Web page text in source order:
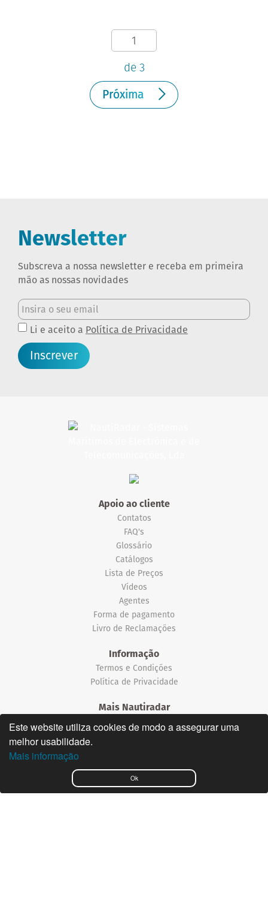
Ok
Este website utiliza cookies de modo a assegurar uma
melhor usabilidade.
Mais informação
de 3
Próxima
Newsletter
Subscreva a nossa newsletter e receba em primeira
mão as nossas novidades
Li e aceito a Política de Privacidade
Inscrever
Apoio ao cliente
Contatos
FAQ's
Glossário
Catálogos
Lista de Preços
Vídeos
Agentes
Forma de pagamento
Livro de Reclamações
Informação
Termos e Condições
Política de Privacidade
Mais Nautiradar
Notícias